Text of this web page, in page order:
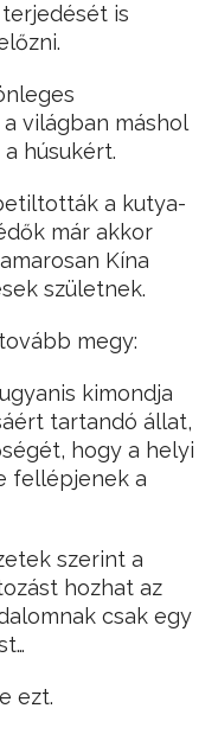
is
világban máshol
húsukért.
a kutya-
már akkor
Kína
születnek.
megy:
kimondja
tartandó állat,
hogy a helyi
fellépjenek a
szerint a
hozhat az
csak egy
ezt.